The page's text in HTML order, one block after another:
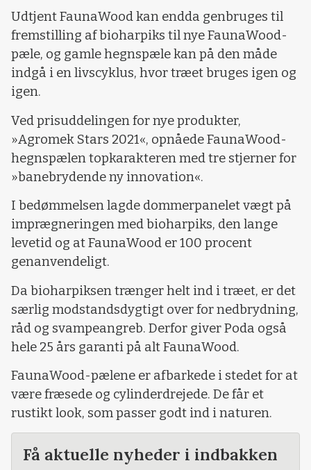
Udtjent FaunaWood kan endda genbruges til
fremstilling af bioharpiks til nye FaunaWood-
pæle, og gamle hegnspæle kan på den måde
indgå i en livscyklus, hvor træet bruges igen og
igen.
Ved prisuddelingen for nye produkter,
»Agromek Stars 2021«, opnåede FaunaWood-
hegnspælen topkarakteren med tre stjerner for
»banebrydende ny innovation«.
I bedømmelsen lagde dommerpanelet vægt på
imprægneringen med bioharpiks, den lange
levetid og at FaunaWood er 100 procent
genanvendeligt.
Da bioharpiksen trænger helt ind i træet, er det
særlig modstandsdygtigt over for nedbrydning,
råd og svampeangreb. Derfor giver Poda også
hele 25 års garanti på alt FaunaWood.
FaunaWood-pælene er afbarkede i stedet for at
være fræsede og cylinderdrejede. De får et
rustikt look, som passer godt ind i naturen.
Få aktuelle nyheder i indbakken